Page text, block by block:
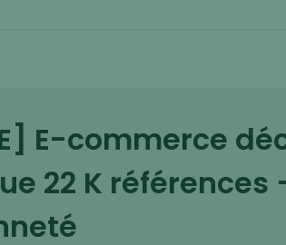
E-commerce
22 K références